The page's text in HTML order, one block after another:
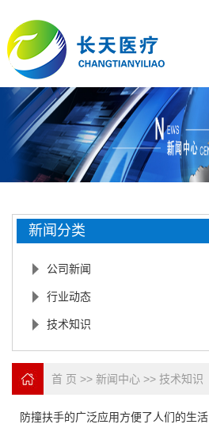
新闻分类
公司新闻
行业动态
技术知识
首 页 >> 新闻中心 >> 技术知识
防撞扶手的广泛应用方便了人们的生活